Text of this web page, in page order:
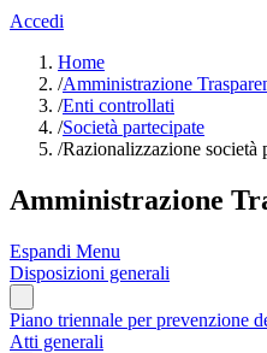
Accedi
Home
/Amministrazione
/Enti controllati
/Società partecipate
/Razionalizzazione società
Amministrazione
Espandi Menu
Disposizioni generali
Piano triennale per prevenzione
Atti generali